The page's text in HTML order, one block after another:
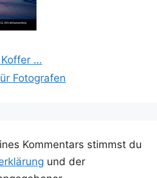
Koffer …
Fotografen
Kommentars stimmst du
und der